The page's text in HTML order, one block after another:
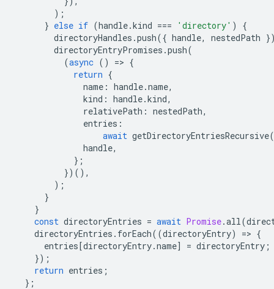
);
} else if (handle.kind === 'directory' )
{
directoryHandles .push({ handle, nestedPath
directoryEntryPromises .push(
(async () => {
return {
name : handle.name,
kind : handle.kind,
relativePath : nestedPath,
entries :
await getDirectoryEntriesRecursive(
handle,
};
})(),
);
}
}
const directoryEntries = await Promise.all (
directoryEntries . forEach((directoryEntry) => {
entries[directoryEntry.name] = directoryEntry ;
});
return entries ;
};